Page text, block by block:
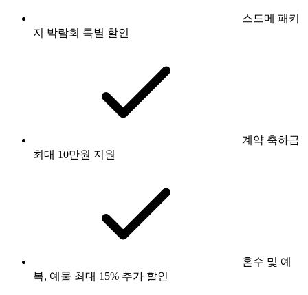
스드메 패키
지 박람회 특별 할인
계약 축하금
최대 10만원 지원
혼수 및 예
복, 예물 최대 15% 추가 할인